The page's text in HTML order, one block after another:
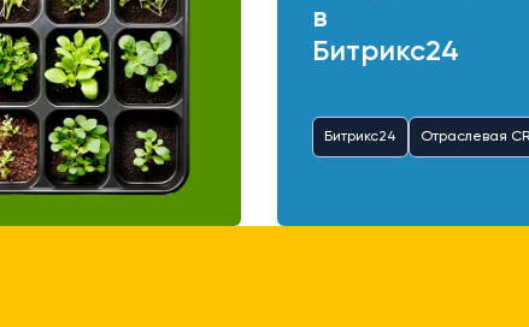
в
Битрикс24
Битрикс24 Отраслевая